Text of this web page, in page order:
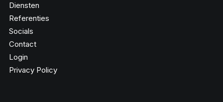
Diensten
Referenties
Socials
Contact
Login
Privacy Policy